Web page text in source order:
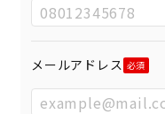
メールアドレス